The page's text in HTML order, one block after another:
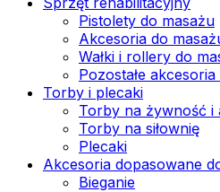
Pistolety do masażu
Akcesoria do
Wałki i rollery do
Pozostałe
Torby i plecaki
Torby na żywność i
Torby na siłownię
Plecaki
Akcesoria dopasowane
Bieganie